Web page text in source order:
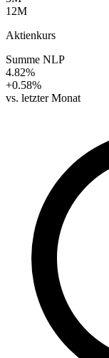
12M
Aktienkurs
Summe NLP
4.82%
+0.58%
vs. letzter Monat